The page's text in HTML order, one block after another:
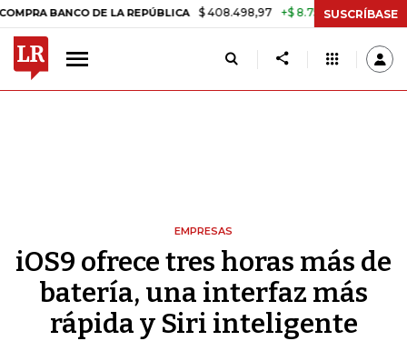
BANCO DE LA REPÚBLICA $ 408.498,97 +$ 8.753,81 +2,19% TASA
SUSCRÍBASE
EMPRESAS
iOS9 ofrece tres horas más de
batería, una interfaz más
rápida y Siri inteligente